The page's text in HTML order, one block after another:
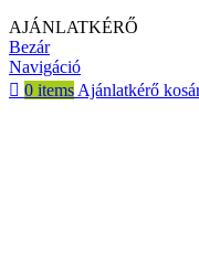
AJÁNLATKÉRŐ
Bezár
Navigáció
0 items Ajánlatkérő